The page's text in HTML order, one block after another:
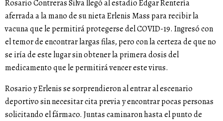
Rosario Contreras Silva llegó al estadio Edgar Rentería
aferrada a la mano de su nieta Erlenis Mass para recibir la
vacuna que le permitirá protegerse del COVID-19. Ingresó con
el temor de encontrar largas filas, pero con la certeza de que no
se iría de este lugar sin obtener la primera dosis del
medicamento que le permitirá vencer este virus.
Rosario y Erlenis se sorprendieron al entrar al escenario
deportivo sin necesitar cita previa y encontrar pocas personas
solicitando el fármaco. Juntas caminaron hasta el punto de